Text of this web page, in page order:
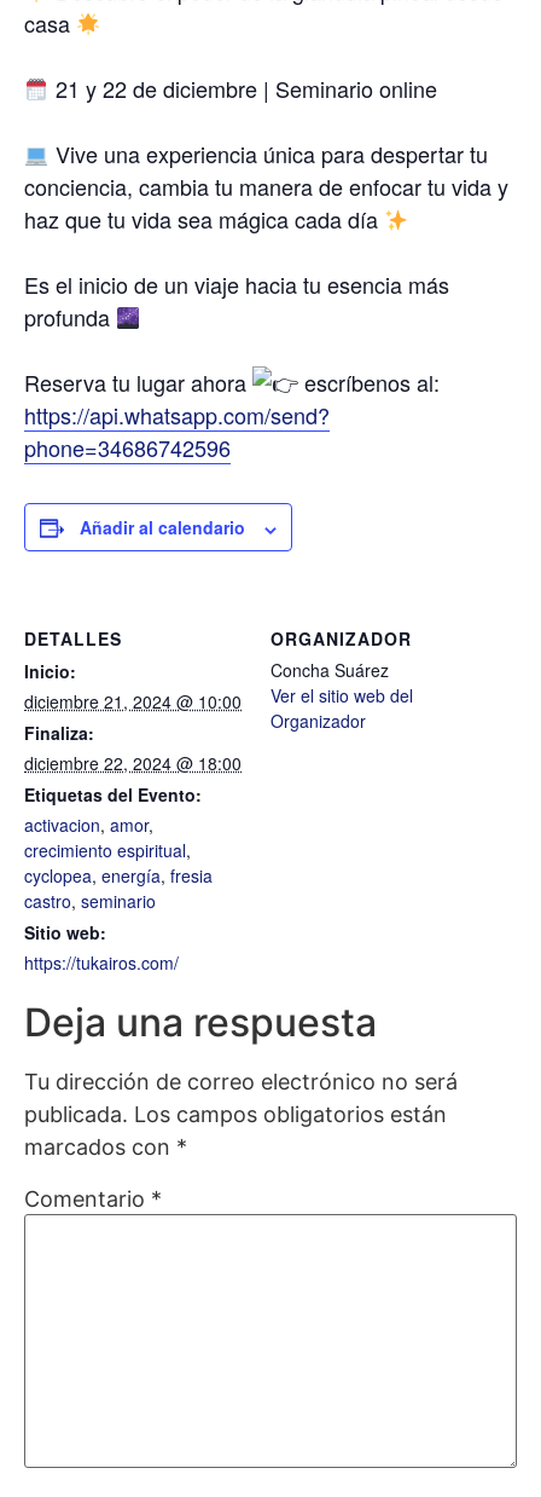
casa
21 y 22 de diciembre | Seminario online
Vive una experiencia única para despertar tu
conciencia, cambia tu manera de enfocar tu vida y
haz que tu vida sea mágica cada día
Es el inicio de un viaje hacia tu esencia más
profunda
Reserva tu lugar ahora
https://api.whatsapp.com/send?
phone=34686742596
Añadir al calendario
DETALLES
Inicio:
diciembre 21, 2024 @ 10:00
Finaliza:
diciembre 22, 2024 @ 18:00
Etiquetas del Evento:
activacion, amor,
crecimiento espiritual,
cyclopea, energía, fresia
castro, seminario
Sitio web:
https://tukairos.com/
ORGANIZADOR
Concha Suárez
Ver el sitio web del
Organizador
Deja una respuesta
Tu dirección de correo electrónico no será
publicada. Los campos obligatorios están
marcados con *
Comentario *